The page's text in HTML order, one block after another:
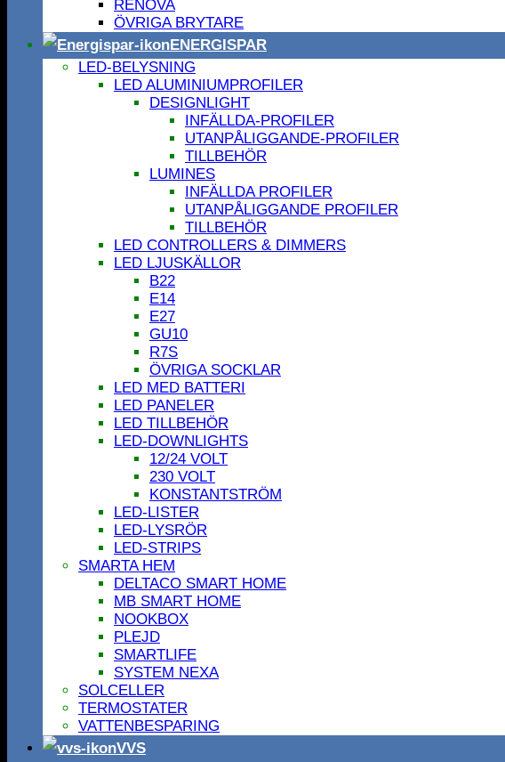
RENOVA
ÖVRIGA BRYTARE
ENERGISPAR
LED-BELYSNING
LED ALUMINIUMPROFILER
DESIGNLIGHT
INFÄLLDA-PROFILER
UTANPÅLIGGANDE-PROFILER
TILLBEHÖR
LUMINES
INFÄLLDA PROFILER
UTANPÅLIGGANDE PROFILER
TILLBEHÖR
LED CONTROLLERS & DIMMERS
LED LJUSKÄLLOR
B22
E14
E27
GU10
R7S
ÖVRIGA SOCKLAR
LED MED BATTERI
LED PANELER
LED TILLBEHÖR
LED-DOWNLIGHTS
12/24 VOLT
230 VOLT
KONSTANTSTRÖM
LED-LISTER
LED-LYSRÖR
LED-STRIPS
SMARTA HEM
DELTACO SMART HOME
MB SMART HOME
NOOKBOX
PLEJD
SMARTLIFE
SYSTEM NEXA
SOLCELLER
TERMOSTATER
VATTENBESPARING
VVS